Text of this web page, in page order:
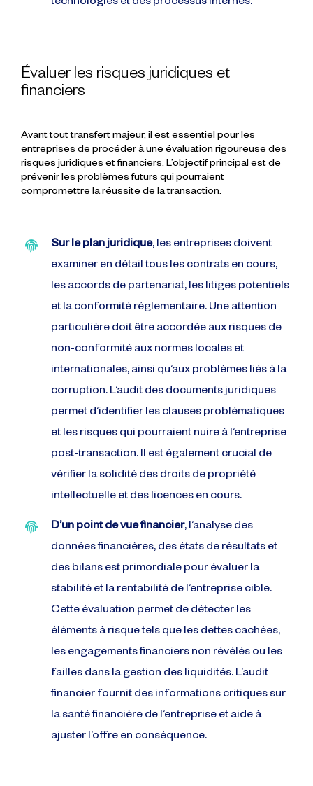
technologies et des processus internes.
Évaluer les risques juridiques et
financiers
Avant tout transfert majeur, il est essentiel pour les
entreprises de procéder à une évaluation rigoureuse des
risques juridiques et financiers. L’objectif principal est de
prévenir les problèmes futurs qui pourraient
compromettre la réussite de la transaction.
Sur le plan juridique, les entreprises doivent
examiner en détail tous les contrats en cours,
les accords de partenariat, les litiges potentiels
et la conformité réglementaire. Une attention
particulière doit être accordée aux risques de
non-conformité aux normes locales et
internationales, ainsi qu’aux problèmes liés à la
corruption. L’audit des documents juridiques
permet d’identifier les clauses problématiques
et les risques qui pourraient nuire à l’entreprise
post-transaction. Il est également crucial de
vérifier la solidité des droits de propriété
intellectuelle et des licences en cours.
D’un point de vue financier, l’analyse des
données financières, des états de résultats et
des bilans est primordiale pour évaluer la
stabilité et la rentabilité de l’entreprise cible.
Cette évaluation permet de détecter les
éléments à risque tels que les dettes cachées,
les engagements financiers non révélés ou les
failles dans la gestion des liquidités. L’audit
financier fournit des informations critiques sur
la santé financière de l’entreprise et aide à
ajuster l’offre en conséquence.